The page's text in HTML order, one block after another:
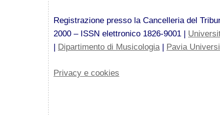
Registrazione presso la Cancelleria del
2000 – ISSN elettronico 1826-9001 |
| Dipartimento di Musicologia | Pavia
Privacy e cookies